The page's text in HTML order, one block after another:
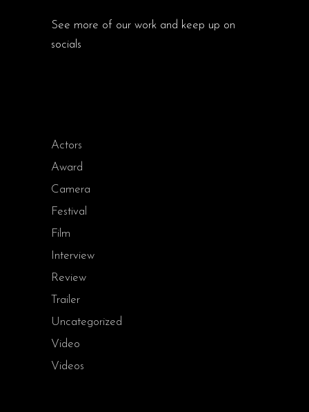
See more of our work and keep up on
socials
Actors
Award
Camera
Festival
Film
Interview
Review
Trailer
Uncategorized
Video
Videos